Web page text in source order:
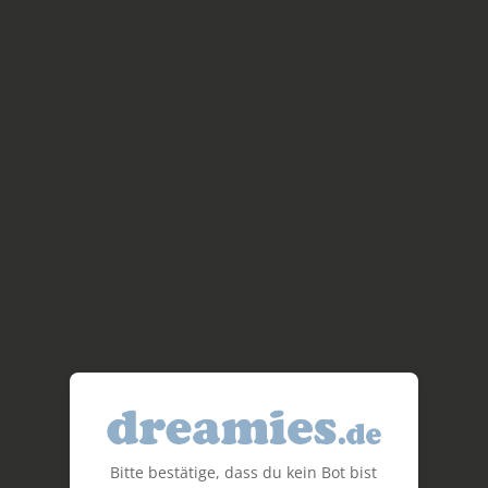
Bitte bestätige, dass du kein Bot bist